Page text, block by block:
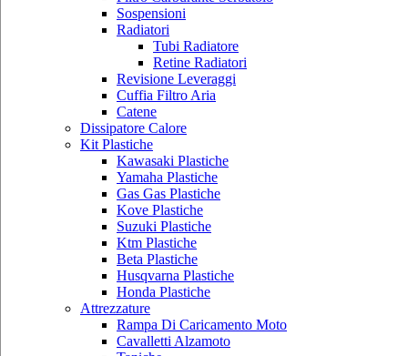
Sospensioni
Radiatori
Tubi Radiatore
Retine Radiatori
Revisione Leveraggi
Cuffia Filtro Aria
Catene
Dissipatore Calore
Kit Plastiche
Kawasaki Plastiche
Yamaha Plastiche
Gas Gas Plastiche
Kove Plastiche
Suzuki Plastiche
Ktm Plastiche
Beta Plastiche
Husqvarna Plastiche
Honda Plastiche
Attrezzature
Rampa Di Caricamento Moto
Cavalletti Alzamoto